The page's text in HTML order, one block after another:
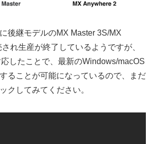
後継モデルのMX Master 3S/MX
れ生産が終了しているようですが、
したことで、最新のWindows/macOS
ることが可能になっているので、まだ
クしてみてください。